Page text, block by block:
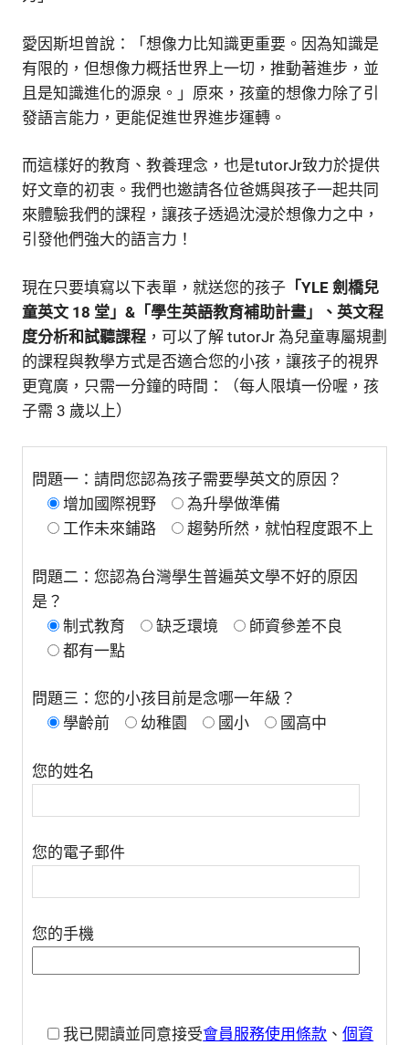
愛因斯坦曾說：「想像力比知識更重要。因為知識是
有限的，但想像力概括世界上一切，推動著進步，並
且是知識進化的源泉。」原來，孩童的想像力除了引
發語言能力，更能促進世界進步運轉。
而這樣好的教育、教養理念，也是tutorJr致力於提供
好文章的初衷。我們也邀請各位爸媽與孩子一起共同
來體驗我們的課程，讓孩子透過沈浸於想像力之中，
引發他們強大的語言力！
現在只要填寫以下表單，就送您的孩子 「YLE 劍橋兒
童英文 18 堂」&「學生英語教育補助計畫」、英文程
度分析和試聽課程 ，可以了解 tutorJr 為兒童專屬規劃
的課程與教學方式是否適合您的小孩，讓孩子的視界
更寬廣，只需一分鐘的時間：（每人限填一份喔，孩
子需 3 歲以上）
問題一：請問您認為孩子需要學英文的原因？
增加國際視野
為升學做準備
工作未來鋪路
趨勢所然，就怕程度跟不上
問題二：您認為台灣學生普遍英文學不好的原因
是？
制式教育
缺乏環境
師資參差不良
都有一點
問題三：您的小孩目前是念哪一年級？
學齡前
幼稚園 國小 國高中
您的姓名
您的電子郵件
您的手機
我已閱讀並同意接受會員服務使用條款 、個資